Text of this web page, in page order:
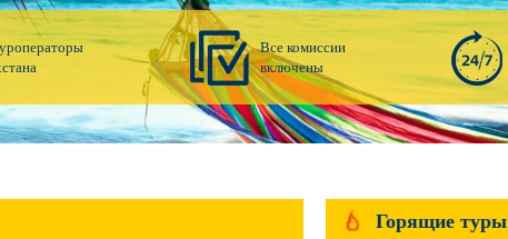
Все комиссии
включены
Горящие туры